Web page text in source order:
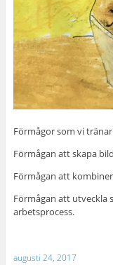
Förmågor som vi
Förmågan att skapa
Förmågan att
Förmågan att utveckla
arbetsprocess.
augusti 24, 2017